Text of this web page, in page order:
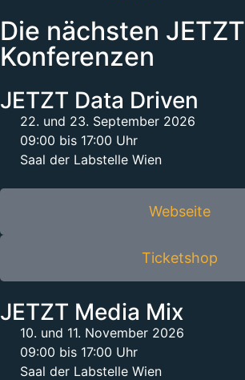
Die nächsten JETZT
Konferenzen
JETZT Data Driven
22. und 23. September 2026
09:00 bis 17:00 Uhr
Saal der Labstelle Wien
Webseite
Ticketshop
JETZT Media Mix
10. und 11. November 2026
09:00 bis 17:00 Uhr
Saal der Labstelle Wien